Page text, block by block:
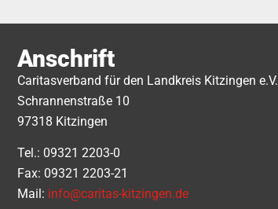
Anschrift
Caritasverband für den Landkreis Kitzingen e.V.
Schrannenstraße 10
97318 Kitzingen
Tel.: 09321 2203-0
Fax: 09321 2203-21
Mail: info@caritas-kitzingen.de